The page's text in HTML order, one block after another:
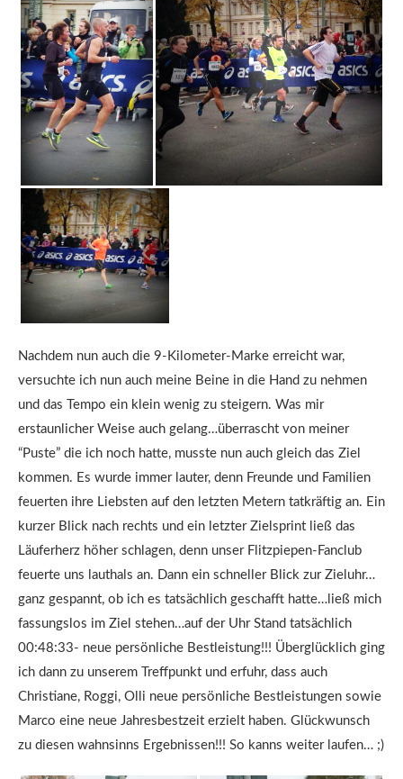
Nachdem nun auch die 9-Kilometer-Marke erreicht war,
versuchte ich nun auch meine Beine in die Hand zu nehmen
und das Tempo ein klein wenig zu steigern. Was mir
erstaunlicher Weise auch gelang…überrascht von meiner
“Puste” die ich noch hatte, musste nun auch gleich das Ziel
kommen. Es wurde immer lauter, denn Freunde und Familien
feuerten ihre Liebsten auf den letzten Metern tatkräftig an. Ein
kurzer Blick nach rechts und ein letzter Zielsprint ließ das
Läuferherz höher schlagen, denn unser Flitzpiepen-Fanclub
feuerte uns lauthals an. Dann ein schneller Blick zur Zieluhr…
ganz gespannt, ob ich es tatsächlich geschafft hatte…ließ mich
fassungslos im Ziel stehen…auf der Uhr Stand tatsächlich
00:48:33- neue persönliche Bestleistung!!! Überglücklich ging
ich dann zu unserem Treffpunkt und erfuhr, dass auch
Christiane, Roggi, Olli neue persönliche Bestleistungen sowie
Marco eine neue Jahresbestzeit erzielt haben. Glückwunsch
zu diesen wahnsinns Ergebnissen!!! So kanns weiter laufen… ;)